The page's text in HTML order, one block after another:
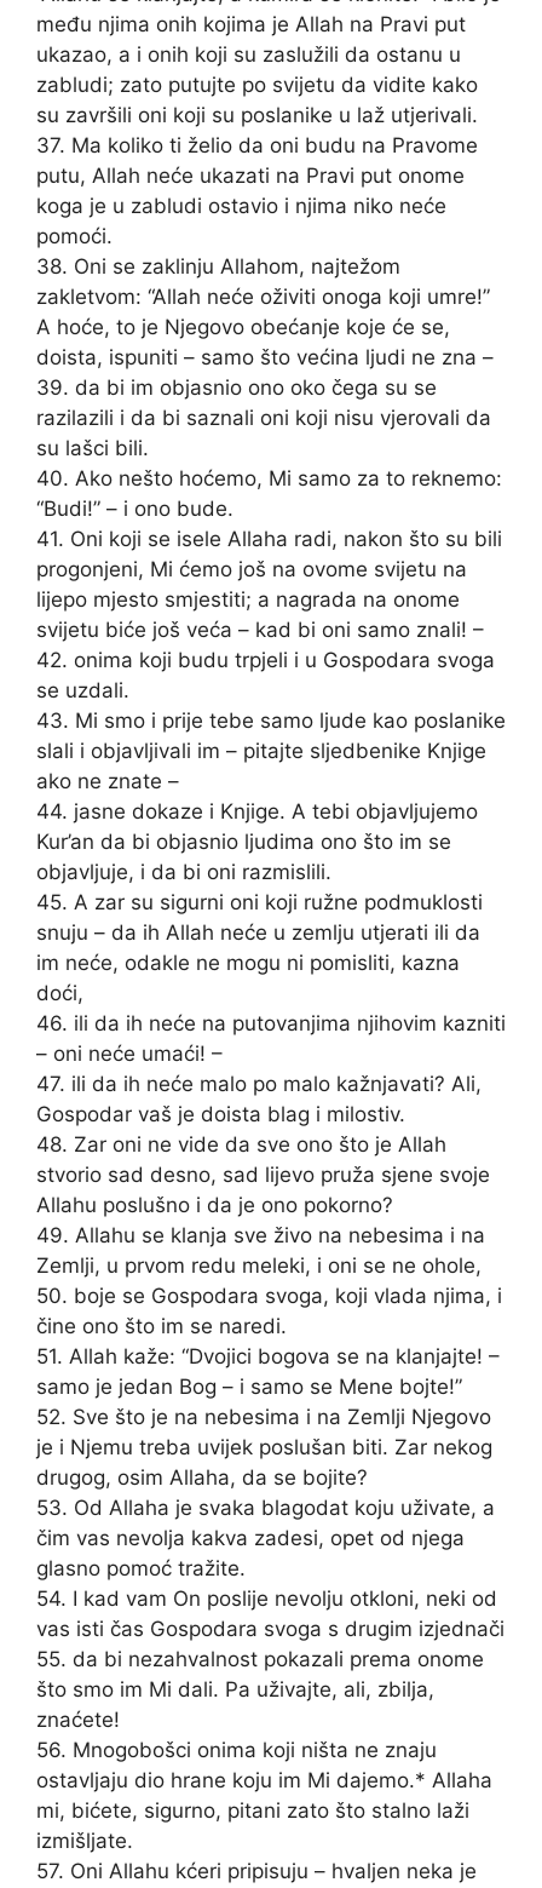
među njima onih kojima je Allah na Pravi put
ukazao, a i onih koji su zaslužili da ostanu u
zabludi; zato putujte po svijetu da vidite kako
su završili oni koji su poslanike u laž utjerivali.
37. Ma koliko ti želio da oni budu na Pravome
putu, Allah neće ukazati na Pravi put onome
koga je u zabludi ostavio i njima niko neće
pomoći.
38. Oni se zaklinju Allahom, najtežom
zakletvom: “Allah neće oživiti onoga koji umre!”
A hoće, to je Njegovo obećanje koje će se,
doista, ispuniti – samo što većina ljudi ne zna –
39. da bi im objasnio ono oko čega su se
razilazili i da bi saznali oni koji nisu vjerovali da
su lašci bili.
40. Ako nešto hoćemo, Mi samo za to reknemo:
“Budi!” – i ono bude.
41. Oni koji se isele Allaha radi, nakon što su bili
progonjeni, Mi ćemo još na ovome svijetu na
lijepo mjesto smjestiti; a nagrada na onome
svijetu biće još veća – kad bi oni samo znali! –
42. onima koji budu trpjeli i u Gospodara svoga
se uzdali.
43. Mi smo i prije tebe samo ljude kao poslanike
slali i objavljivali im – pitajte sljedbenike Knjige
ako ne znate –
44. jasne dokaze i Knjige. A tebi objavljujemo
Kur’an da bi objasnio ljudima ono što im se
objavljuje, i da bi oni razmislili.
45. A zar su sigurni oni koji ružne podmuklosti
snuju – da ih Allah neće u zemlju utjerati ili da
im neće, odakle ne mogu ni pomisliti, kazna
doći,
46. ili da ih neće na putovanjima njihovim kazniti
– oni neće umaći! –
47. ili da ih neće malo po malo kažnjavati? Ali,
Gospodar vaš je doista blag i milostiv.
48. Zar oni ne vide da sve ono što je Allah
stvorio sad desno, sad lijevo pruža sjene svoje
Allahu poslušno i da je ono pokorno?
49. Allahu se klanja sve živo na nebesima i na
Zemlji, u prvom redu meleki, i oni se ne ohole,
50. boje se Gospodara svoga, koji vlada njima, i
čine ono što im se naredi.
51. Allah kaže: “Dvojici bogova se na klanjajte! –
samo je jedan Bog – i samo se Mene bojte!”
52. Sve što je na nebesima i na Zemlji Njegovo
je i Njemu treba uvijek poslušan biti. Zar nekog
drugog, osim Allaha, da se bojite?
53. Od Allaha je svaka blagodat koju uživate, a
čim vas nevolja kakva zadesi, opet od njega
glasno pomoć tražite.
54. I kad vam On poslije nevolju otkloni, neki od
vas isti čas Gospodara svoga s drugim izjednači
55. da bi nezahvalnost pokazali prema onome
što smo im Mi dali. Pa uživajte, ali, zbilja,
znaćete!
56. Mnogobošci onima koji ništa ne znaju
ostavljaju dio hrane koju im Mi dajemo.* Allaha
mi, bićete, sigurno, pitani zato što stalno laži
izmišljate.
57. Oni Allahu kćeri pripisuju – hvaljen neka je